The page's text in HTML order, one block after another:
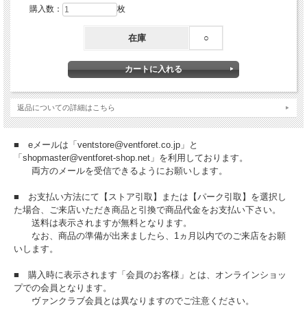
購入数： 枚
在庫 ○
返品についての詳細はこちら
■ eメールは「ventstore@ventforet.co.jp」と
「shopmaster@ventforet-shop.net」を利用しております。
両方のメールを受信できるようにお願いします。
■ お支払い方法にて【ストア引取】または【パーク引取】を選択し
た場合、ご来店いただき商品と引換で商品代金をお支払い下さい。
送料は表示されますが無料となります。
なお、商品の準備が出来ましたら、1ヵ月以内でのご来店をお願
いします。
■ 購入時に表示されます「会員のお客様」とは、オンラインショッ
プでの会員となります。
ヴァンクラブ会員とは異なりますのでご注意ください。